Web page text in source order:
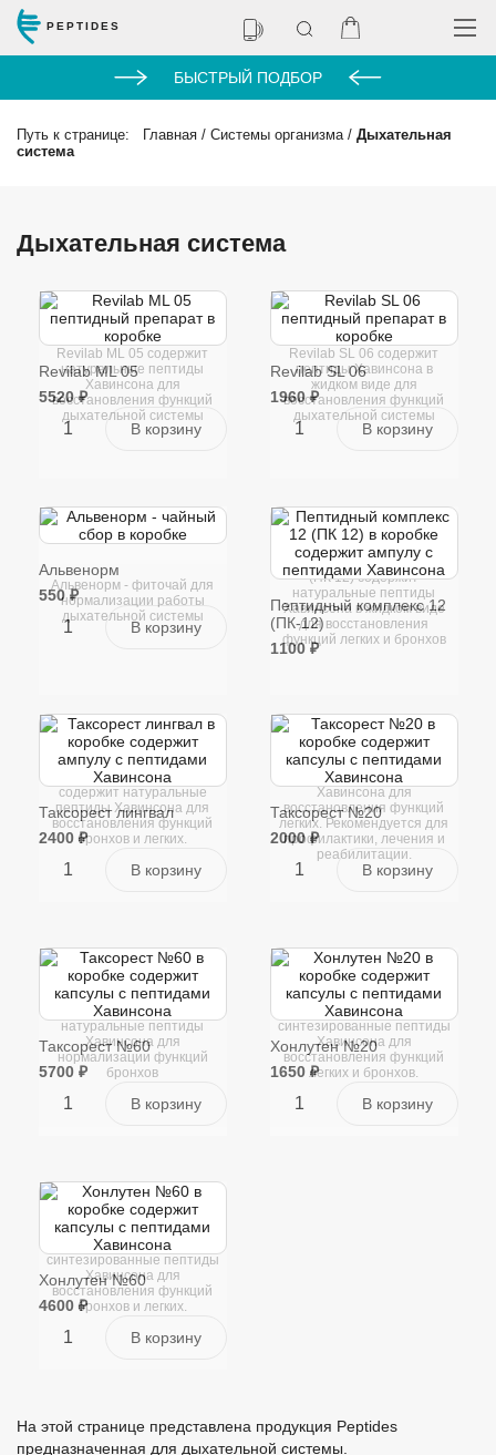
PEPTIDES
БЫСТРЫЙ ПОДБОР
Путь к странице: Главная / Системы организма / Дыхательная
система
Дыхательная система
Revilab ML 05 содержит
натуральные пептиды
Хавинсона для
восстановления функций
дыхательной системы
Revilab ML 05
5520 ₽
Revilab SL 06 содержит
пептиды Хавинсона в
жидком виде для
восстановления функций
дыхательной системы
Revilab SL 06
1960 ₽
Альвенорм - фиточай для
нормализации работы
дыхательной системы
Альвенорм
550 ₽
Пептидный комплекс 12
(ПК 12) содержит
натуральные пептиды
Хавинсона в жидком виде
для восстановления
функций легких и бронхов
Пептидный комплекс 12
(ПК-12)
1100 ₽
Таксорест лингвал
содержит натуральные
пептиды Хавинсона для
восстановления функций
бронхов и легких.
Таксорест лингвал
2400 ₽
Таксорест №20 содержит
натуральные пептиды
Хавинсона для
восстановления функций
легких. Рекомендуется для
профилактики, лечения и
реабилитации.
Таксорест №20
2000 ₽
Таксорест №60 содержит
натуральные пептиды
Хавинсона для
нормализации функций
бронхов
Таксорест №60
5700 ₽
Хонлутен №20 содержит
синтезированные пептиды
Хавинсона для
восстановления функций
легких и бронхов.
Хонлутен №20
1650 ₽
Хонлутен №60 содержит
синтезированные пептиды
Хавинсона для
восстановления функций
бронхов и легких.
Хонлутен №60
4600 ₽
На этой странице представлена продукция Peptides
предназначенная для дыхательной системы.